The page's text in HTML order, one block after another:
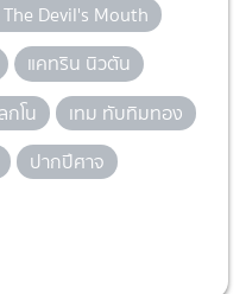
The Devil's Mouth
แคทริน นิวตัน
กโน
เทม ทับทิมทอง
ปากปีศาจ